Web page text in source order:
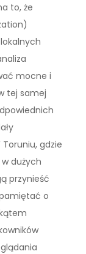
to, że
mocne i
tej samej
gdzie
dużych
przynieść
o